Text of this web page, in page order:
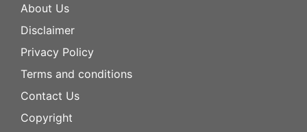
SkipAbout Us
Disclaimer
Privacy Policy
Terms and conditions
Contact Us
Copyright